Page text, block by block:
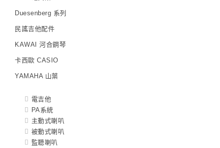
Duesenberg 系列
民謠吉他配件
KAWAI 河合鋼琴
卡西歐 CASIO
YAMAHA 山葉
電吉他
PA系統
主動式喇叭
被動式喇叭
監聽喇叭